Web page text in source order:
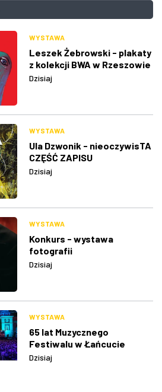
WYSTAWA
Leszek Żebrowski - plakaty
z kolekcji BWA w Rzeszowie
Dzisiaj
WYSTAWA
Ula Dzwonik - nieoczywisTA
CZĘŚĆ ZAPISU
Dzisiaj
WYSTAWA
Konkurs - wystawa
fotografii
Dzisiaj
WYSTAWA
65 lat Muzycznego
Festiwalu w Łańcucie
Dzisiaj